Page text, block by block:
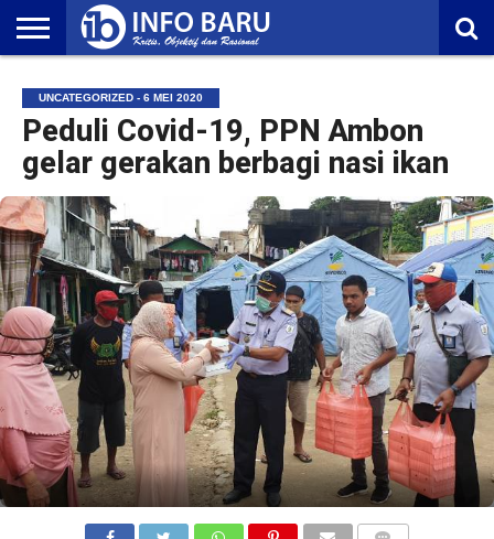
NASIONAL
AMBONIA
MALUKU
EKONOMI
POLITIK
OLAHRAGA
LIFESTYLE
REDAKSI
UNCATEGORIZED - 6 MEI 2020
Peduli Covid-19, PPN Ambon
gelar gerakan berbagi nasi ikan